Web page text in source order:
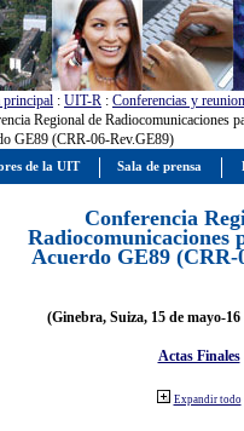
principal : UIT-R : Conferencias y
Regional de Radiocomunicaciones
GE89 (CRR-06-Rev.GE89)
Conferencia
Radiocomunicaciones
Acuerdo GE89 (CRR-
(Ginebra, Suiza, 15 de mayo-
Actas Finales
Expandir todo
de la UIT Sala de prensa